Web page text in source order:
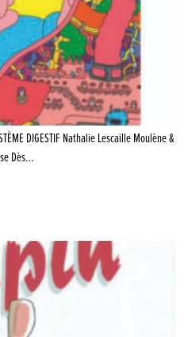
DIGESTIF Nathalie Lescaille Moulène &
Dès…